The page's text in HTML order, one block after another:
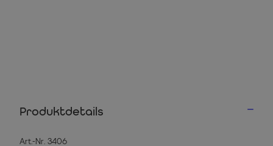
Produktdetails
Art.-Nr. 3406